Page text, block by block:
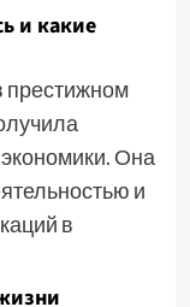
и какие
престижном
Она
и
в